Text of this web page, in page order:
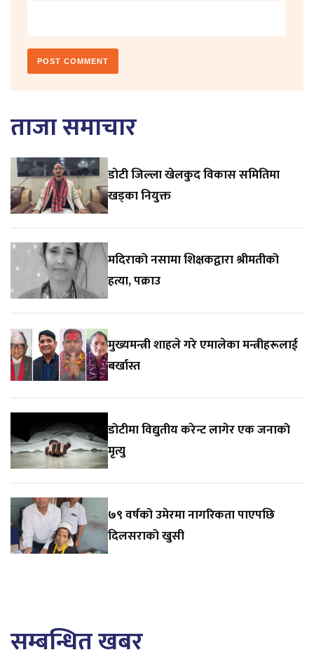
ताजा समाचार
डाेटी जिल्ला खेलकुद विकास समितिमा
खड्का नियुक्त
मदिराको नसामा शिक्षकद्वारा श्रीमतीको
हत्या, पक्राउ
मुख्यमन्त्री शाहले गरे एमालेका मन्त्रीहरूलाई
बर्खास्त
डोटीमा विद्युतीय करेन्ट लागेर एक जनाको
मृत्यु
७९ वर्षको उमेरमा नागरिकता पाएपछि
दिलसराको खुसी
सम्बन्धित खबर